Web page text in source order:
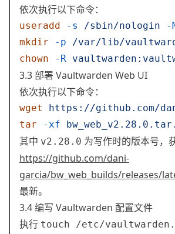
依次执行以下命令：
useradd -s /sbin/nologin -
mkdir -p /var/lib/
chown -R
3.3 部署 Vaultwarden Web UI
依次执行以下命令：
wget
https://github.com/
tar -xf
其中 v2.28.0 为写作时的版本号，
https://github.com/dani-
garcia/bw_web_builds/releases/
最新。
3.4 编写 Vaultwarden 配置文件
执行 touch /etc/